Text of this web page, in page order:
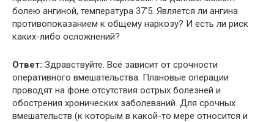
болею ангиной, температура 37’5. Является ли ангина
противопоказанием к общему наркозу? И есть ли риск
каких-либо осложнений?
Ответ: Здравствуйте. Всё зависит от срочности
оперативного вмешательства. Плановые операции
проводят на фоне отсутствия острых болезней и
обострения хронических заболеваний. Для срочных
вмешательств (к которым в какой-то мере относится и